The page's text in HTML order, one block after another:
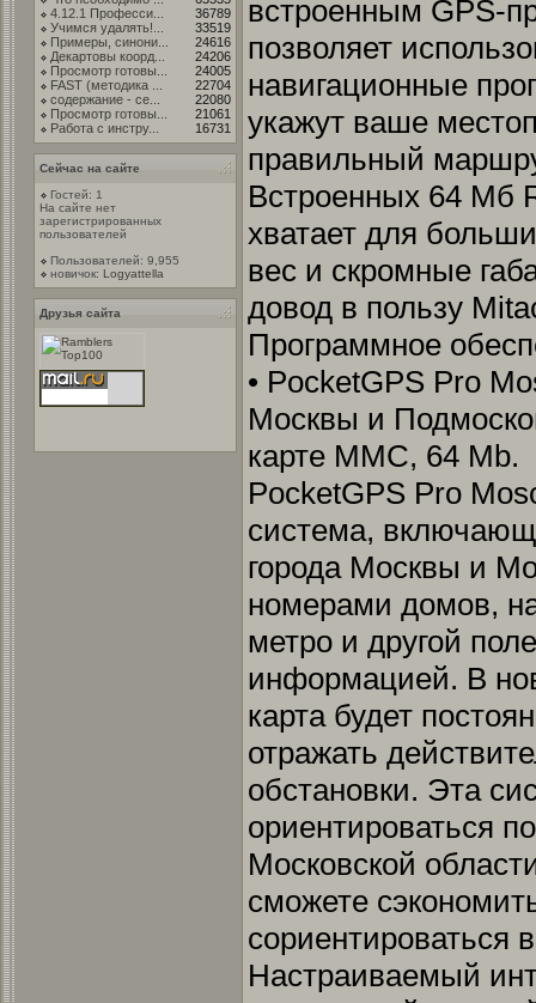
4.12.1 Професси...
36789
Учимся удалять!...
33519
Примеры, синони...
24616
Декартовы коорд...
24206
Просмотр готовы...
24005
FAST (методика ...
22704
содержание - се...
22080
Просмотр готовы...
21061
Работа с инстру...
16731
Сейчас на сайте
Гостей: 1
На сайте нет
зарегистрированных
пользователей
Пользователей: 9,955
новичок: Logyattella
Друзья сайта
встроенным GPS-
позволяет
навигационные
укажут ваше
правильный
Встроенных 64 Мб
хватает для
вес и скромные
довод в пользу
Программное
• PocketGPS Pro
Москвы и
карте MMC, 64 Mb.
PocketGPS Pro
система,
города Москвы и
номерами домов,
метро и другой
информацией. В
карта будет
отражать
обстановки. Эта
ориентироваться
Московской
сможете
сориентироваться
Настраиваемый